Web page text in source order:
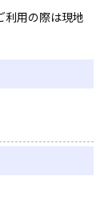
利用の際は現地